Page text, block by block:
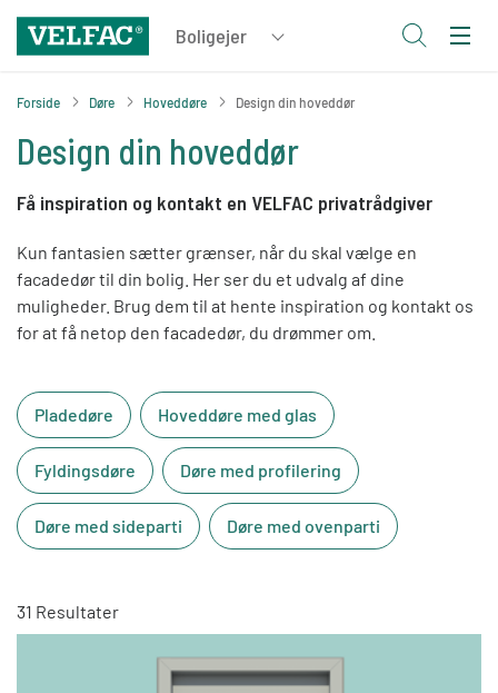
Forside Døre Hoveddøre Design din hoveddør
Design din hoveddør
Få inspiration og kontakt en VELFAC privatrådgiver
Kun fantasien sætter grænser, når du skal vælge en
facadedør til din bolig. Her ser du et udvalg af dine
muligheder. Brug dem til at hente inspiration og kontakt os
for at få netop den facadedør, du drømmer om.
Pladedøre Hoveddøre med glas
Fyldingsdøre Døre med profilering
Døre med sideparti Døre med ovenparti
31 Resultater